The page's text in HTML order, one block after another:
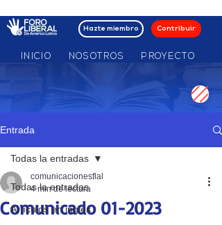
Hazte miembro Contribuir
INICIO NOSOTROS PROYECTO
Entrada
Todas la entradas
Artículos en inglés
Todas la entradas
Comunicado 01-2023
comunicacionesflal
4 min de lectura